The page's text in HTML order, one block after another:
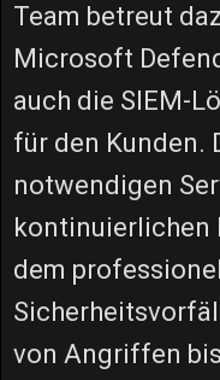
Team betreut
Microsoft
auch die SIEM-
für den Kunden.
notwendigen
kontinuierlichen
dem
von Angriffen